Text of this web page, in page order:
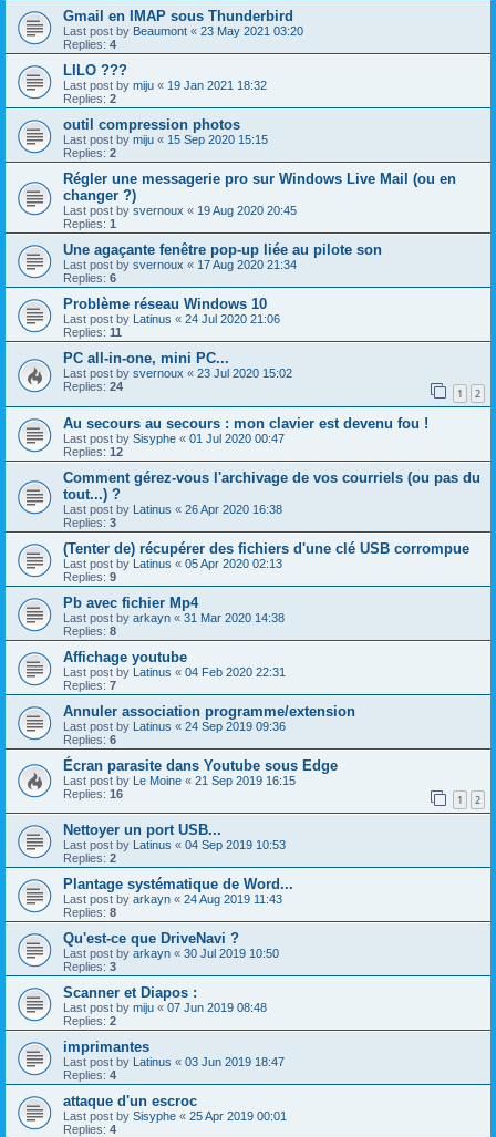
Gmail en IMAP sous Thunderbird
Last post by Beaumont « 23 May 2021 03:20
Replies: 4
LILO ???
Last post by miju « 19 Jan 2021 18:32
Replies: 2
outil compression photos
Last post by miju « 15 Sep 2020 15:15
Replies: 2
Régler une messagerie pro sur Windows Live Mail (ou en
changer ?)
Last post by svernoux « 19 Aug 2020 20:45
Replies: 1
Une agaçante fenêtre pop-up liée au pilote son
Last post by svernoux « 17 Aug 2020 21:34
Replies: 6
Problème réseau Windows 10
Last post by Latinus « 24 Jul 2020 21:06
Replies: 11
PC all-in-one, mini PC...
Last post by svernoux « 23 Jul 2020 15:02
Replies: 24 1 2
Au secours au secours : mon clavier est devenu fou !
Last post by Sisyphe « 01 Jul 2020 00:47
Replies: 12
Comment gérez-vous l'archivage de vos courriels (ou pas du
tout...) ?
Last post by Latinus « 26 Apr 2020 16:38
Replies: 3
(Tenter de) récupérer des fichiers d'une clé USB corrompue
Last post by Latinus « 05 Apr 2020 02:13
Replies: 9
Pb avec fichier Mp4
Last post by arkayn « 31 Mar 2020 14:38
Replies: 8
Affichage youtube
Last post by Latinus « 04 Feb 2020 22:31
Replies: 7
Annuler association programme/extension
Last post by Latinus « 24 Sep 2019 09:36
Replies: 6
Écran parasite dans Youtube sous Edge
Last post by Le Moine « 21 Sep 2019 16:15
Replies: 16 1 2
Nettoyer un port USB...
Last post by Latinus « 04 Sep 2019 10:53
Replies: 2
Plantage systématique de Word...
Last post by arkayn « 24 Aug 2019 11:43
Replies: 8
Qu'est-ce que DriveNavi ?
Last post by arkayn « 30 Jul 2019 10:50
Replies: 3
Scanner et Diapos :
Last post by miju « 07 Jun 2019 08:48
Replies: 2
imprimantes
Last post by Latinus « 03 Jun 2019 18:47
Replies: 4
attaque d'un escroc
Last post by Sisyphe « 25 Apr 2019 00:01
Replies: 4